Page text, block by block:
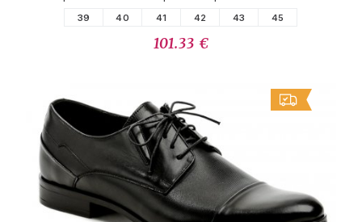
39 40 41 42 43 45
101.33 €